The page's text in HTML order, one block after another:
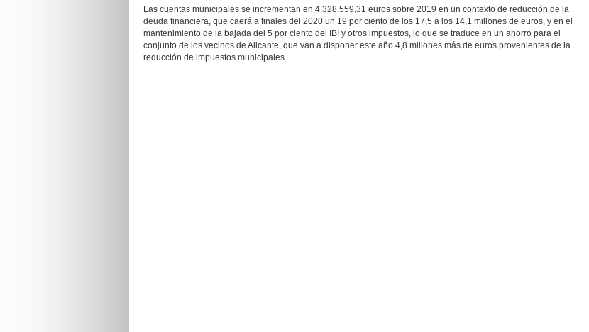
Las cuentas municipales se incrementan en 4.328.559,31 euros sobre 2019 en un contexto de reducción de la
deuda financiera, que caerá a finales del 2020 un 19 por ciento de los 17,5 a los 14,1 millones de euros, y en el
mantenimiento de la bajada del 5 por ciento del IBI y otros impuestos, lo que se traduce en un ahorro para el
conjunto de los vecinos de Alicante, que van a disponer este año 4,8 millones más de euros provenientes de la
reducción de impuestos municipales.